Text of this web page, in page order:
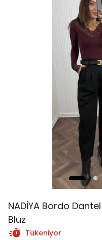
NADİYA Bordo
Bluz
Tükeniyor